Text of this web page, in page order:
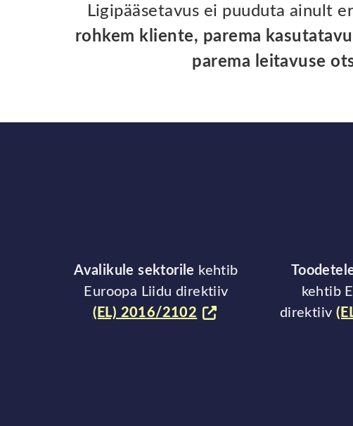
Ligipääsetavus ei puuduta ainult
rohkem kliente, parema
parema leitavuse
Avalikule sektorile kehtib
Euroopa Liidu direktiiv
(EL) 2016/2102
kehtib
direktiiv